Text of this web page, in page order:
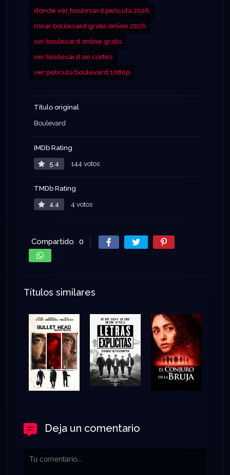
donde ver boulevard pelicula 2026
mirar boulevard gratis online 2026
ver boulevard online gratis
ver boulevard sin cortes
ver pelicula boulevard 1080p
Título original
Boulevard
IMDb Rating
5.4 144 votos
TMDb Rating
4.4 4 votos
Compartido 0
Títulos similares
Deja un comentario